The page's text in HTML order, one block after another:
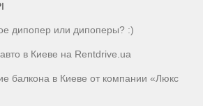
дипопер или дипоперы? :)
в Киеве на Rentdrive.ua
балкона в Киеве от компании «Люкс